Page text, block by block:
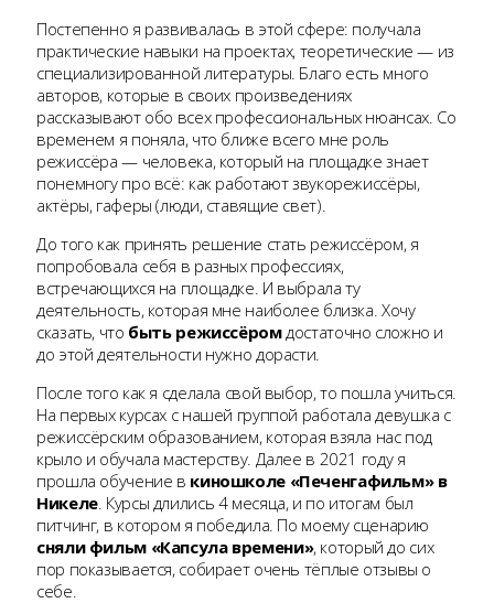
Постепенно я развивалась в этой сфере: получала
практические навыки на проектах, теоретические — из
специализированной литературы. Благо есть много
авторов, которые в своих произведениях
рассказывают обо всех профессиональных нюансах. Со
временем я поняла, что ближе всего мне роль
режиссёра — человека, который на площадке знает
понемногу про всё: как работают звукорежиссёры,
актёры, гаферы (люди, ставящие свет).
До того как принять решение стать режиссёром, я
попробовала себя в разных профессиях,
встречающихся на площадке. И выбрала ту
деятельность, которая мне наиболее близка. Хочу
сказать, что быть режиссёромдостаточно сложно и
до этой деятельности нужно дорасти.
После того как я сделала свой выбор, то пошла учиться.
На первых курсах с нашей группой работала девушка с
режиссёрским образованием, которая взяла нас под
крыло и обучала мастерству. Далее в 2021 году я
прошла обучение в киношколе «Печенгафильм» в
Никеле. Курсы длились 4 месяца, и по итогам был
питчинг, в котором я победила. По моему сценарию
сняли фильм «Капсула времени», который до сих
пор показывается, собирает очень тёплые отзывы о
себе.